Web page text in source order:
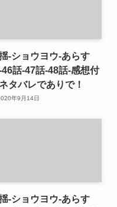
-ショウヨウ-あらす
46話-47話-48話-感想付
タバレでありで！
年9月14日
-ショウヨウ-あらす